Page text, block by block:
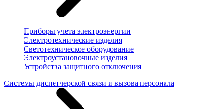
Приборы учета электроэнергии
Электротехнические изделия
Светотехническое оборудование
Электроустановочные изделия
Устройства защитного отключения
Системы диспетчерской связи и вызова персонала